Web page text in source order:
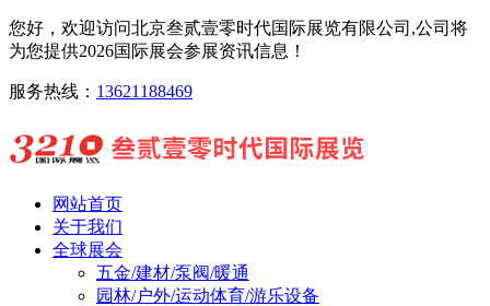
您好，欢迎访问北京叁贰壹零时代国际展览有限公司,公司将
为您提供2026国际展会参展资讯信息！
服务热线： 13621188469
网站首页
关于我们
全球展会
五金/建材/泵阀/暖通
园林/户外/运动体育/游乐设备